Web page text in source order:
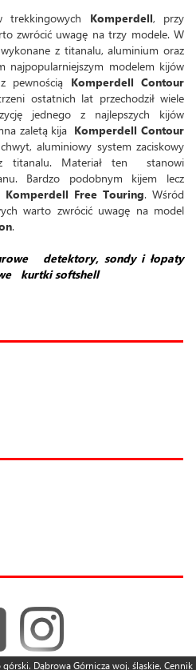
trekkingowych Komperdell, przy
zwrócić uwagę na trzy modele. W
z titanalu, aluminium oraz
najpopularniejszym modelem kijów
pewnością Komperdell Contour
ostatnich lat przechodził wiele
jednego z najlepszych kijów
zaletą kija Komperdell Contour
aluminiowy system zaciskowy
titanalu. Materiał ten stanowi
Bardzo podobnym kijem lecz
Komperdell Free Touring. Wśród
warto zwrócić uwagę na model
.
detektory, sondy i łopaty
kurtki softshell
górski. Dąbrowa Górnicza woj. śląskie. Cennik